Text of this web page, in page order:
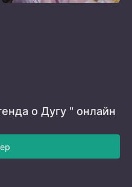
о Дугу " онлайн